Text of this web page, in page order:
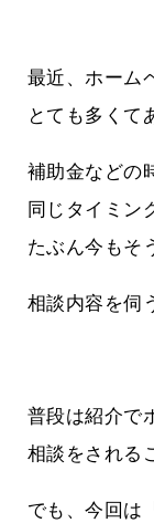
最近、ホーム
とても多くて
補助金などの
同じタイミン
たぶん今もそ
相談内容を伺
普段は紹介で
相談をされる
でも、今回は